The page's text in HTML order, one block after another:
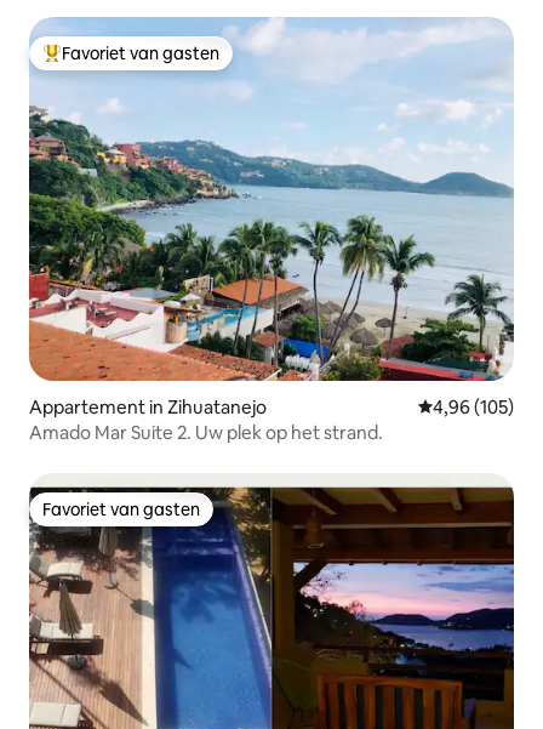
Topfavoriet van gasten
Favoriet van gasten
Appartement in Zihuatanejo Gemiddelde
4,96 (105)
Amado Mar Suite 2. Uw plek op het strand.
Favoriet van gasten
Favoriet van gasten